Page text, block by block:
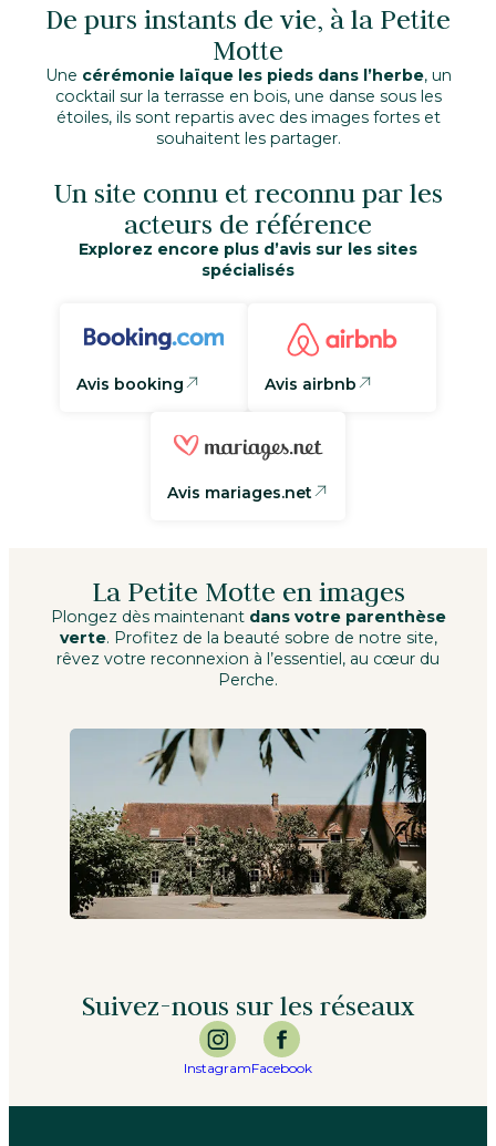
De purs instants de vie, à la Petite
Motte
Une cérémonie laïque les pieds dans l’herbe, un
cocktail sur la terrasse en bois, une danse sous les
étoiles, ils sont repartis avec des images fortes et
souhaitent les partager.
Un site connu et reconnu par les
acteurs de référence
Explorez encore plus d’avis sur les sites
spécialisés
Avis booking Avis airbnb
Avis mariages.net
La Petite Motte en images
Plongez dès maintenant dans votre parenthèse
verte. Profitez de la beauté sobre de notre site,
rêvez votre reconnexion à l’essentiel, au cœur du
Perche.
Suivez-nous sur les réseaux
InstagramFacebook